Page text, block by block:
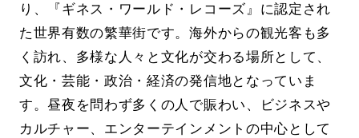
り、『ギネス・ワールド・レコーズ』に認定され
た世界有数の繁華街です。海外からの観光客も多
く訪れ、多様な人々と文化が交わる場所として、
文化・芸能・政治・経済の発信地となっていま
す。昼夜を問わず多くの人で賑わい、ビジネスや
カルチャー、エンターテインメントの中心として